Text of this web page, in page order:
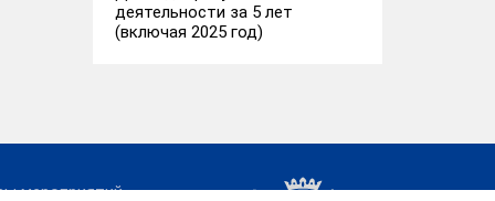
деятельности за 5 лет
(включая 2025 год)
мероприятий